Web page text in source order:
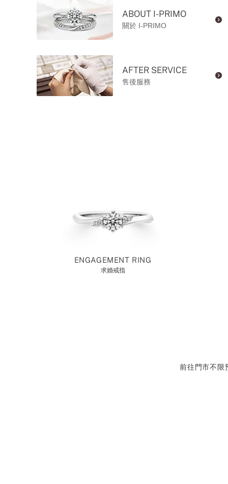
ABOUT I-PRIMO
關於 I-PRIMO
AFTER SERVICE
售後服務
ENGAGEMENT RING
求婚戒指
前往門市不限